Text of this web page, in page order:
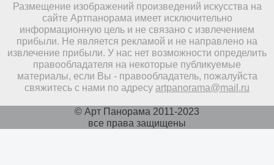
Размещение изображений произведений искусства на
сайте Артпанорама имеет исключительно
информационную цель и не связано с извлечением
прибыли. Не является рекламой и не направлено на
извлечение прибыли. У нас нет возможности определить
правообладателя на некоторые публикуемые
материалы, если Вы - правообладатель, пожалуйста
свяжитесь с нами по адресу artpanorama@mail.ru
© Арт Панорама 2011-2023
все права защищены